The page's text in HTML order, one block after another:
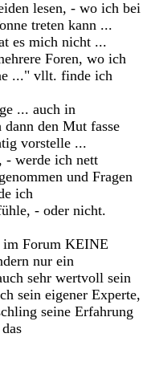
lesen, - wo ich bei
treten kann ...
es mich nicht ...
Foren, wo ich
..." vllt. finde ich
... auch in
den Mut fasse
vorstelle ...
- werde ich nett
und Fragen
ich
- oder nicht.
im Forum KEINE
nur ein
sehr wertvoll sein
sein eigener Experte,
seine Erfahrung